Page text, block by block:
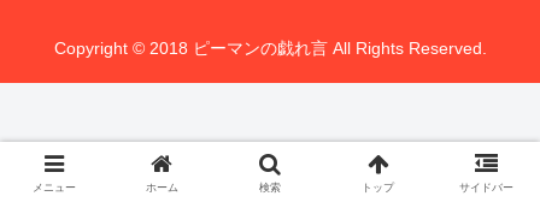
Copyright © 2018 ピーマンの戯れ言 All Rights Reserved.
メニュー ホーム 検索 トップ サイドバー